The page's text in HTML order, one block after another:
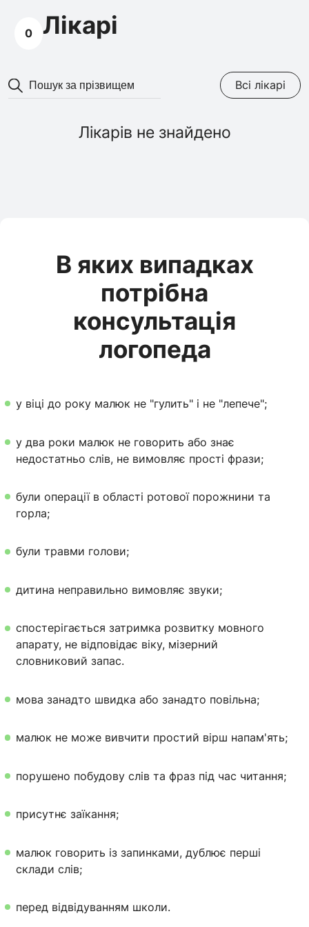
Лікарі
0
Всі лікарі
Лікарів не знайдено
В яких випадках
потрібна
консультація
логопеда
у віці до року малюк не "гулить" і не "лепече";
у два роки малюк не говорить або знає
недостатньо слів, не вимовляє прості фрази;
були операції в області ротової порожнини та
горла;
були травми голови;
дитина неправильно вимовляє звуки;
спостерігається затримка розвитку мовного
апарату, не відповідає віку, мізерний
словниковий запас.
мова занадто швидка або занадто повільна;
малюк не може вивчити простий вірш напам'ять;
порушено побудову слів та фраз під час читання;
присутнє заїкання;
малюк говорить із запинками, дублює перші
склади слів;
перед відвідуванням школи.